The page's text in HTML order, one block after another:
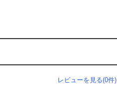
レビューを見る(0件)